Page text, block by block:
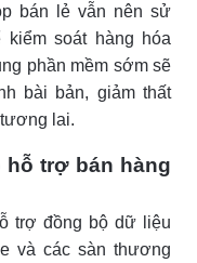
bán lẻ vẫn nên sử
soát hàng hóa
phần mềm sớm sẽ
bài bản, giảm thất
lai.
hỗ trợ bán hàng
trợ đồng bộ dữ liệu
và các sàn thương